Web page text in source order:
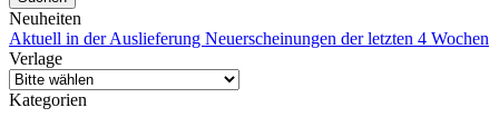
Neuheiten
Aktuell in der Auslieferung Neuerscheinungen der letzten 4 Wochen
Verlage
Kategorien